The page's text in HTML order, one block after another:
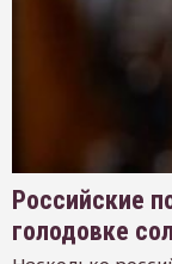
Российские
голодовке